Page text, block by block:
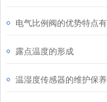
露点温度的形成